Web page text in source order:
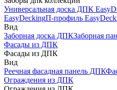
Универсальная доска ДПК
EasyDeckingП-профиль
Вид
Заборная доска ДПКЗаборная
Фасады из ДПК
Фасады из ДПК
Вид
Реечная фасадная панель ДПК
Ограждения из ДПК